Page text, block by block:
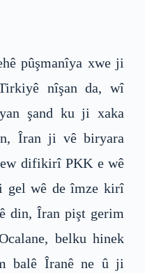
pûşmanîya xwe ji
nîşan da, wî
şand ku ji xaka
Îran ji vê biryara
difikirî PKK e wê
gel wê de îmze kirî
din, Îran pişt gerim
belku hinek
balê Îranê ne û ji